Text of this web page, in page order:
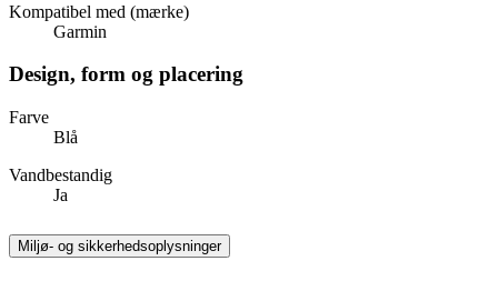
Kompatibel med (mærke)
Garmin
Design, form og placering
Farve
Blå
Vandbestandig
Ja
Miljø- og sikkerhedsoplysninger